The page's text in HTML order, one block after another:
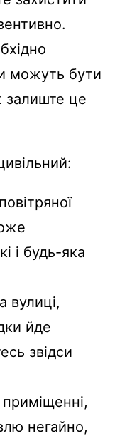
можуть бути
залиште це
і будь-яка
вулиці,
йде
звідси
негайно,